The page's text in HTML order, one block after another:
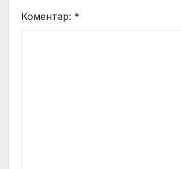
Коментар: *